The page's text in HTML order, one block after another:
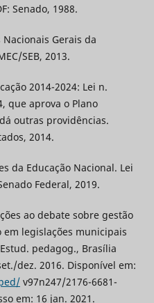
Senado, 1988.
Gerais da
SEB, 2013.
2014-2024: Lei n.
que aprova o Plano
outras providências.
2014.
da Educação Nacional. Lei
Federal, 2019.
ao debate sobre gestão
em legislações municipais
pedagog., Brasília
dez. 2016. Disponível em:
v97n247/2176-6681-
em: 16 jan. 2021.